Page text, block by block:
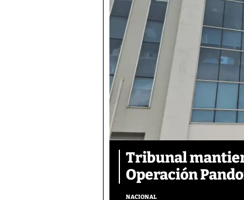
Tribunal
Operación
NACIONAL